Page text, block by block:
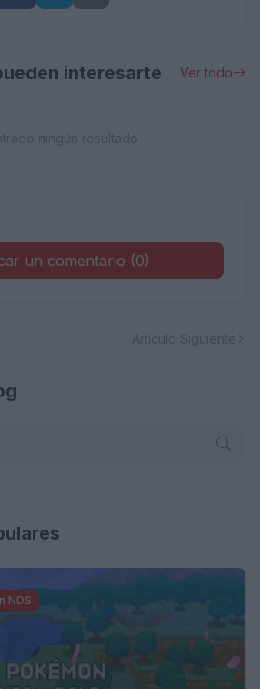
interesarte Ver todo
ningún resultado
un comentario (0)
Artículo Siguiente
NDS